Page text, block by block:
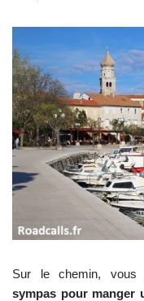
Sur le chemin, vous
sympas pour manger